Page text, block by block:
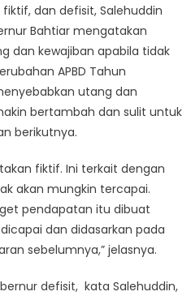
dan defisit, Salehuddin
Bahtiar mengatakan
dan kewajiban apabila tidak
APBD Tahun
utang dan
bertambah dan sulit untuk
berikutnya.
fiktif. Ini terkait dengan
akan mungkin tercapai.
pendapatan itu dibuat
dan didasarkan pada
sebelumnya,” jelasnya.
defisit, kata Salehuddin,